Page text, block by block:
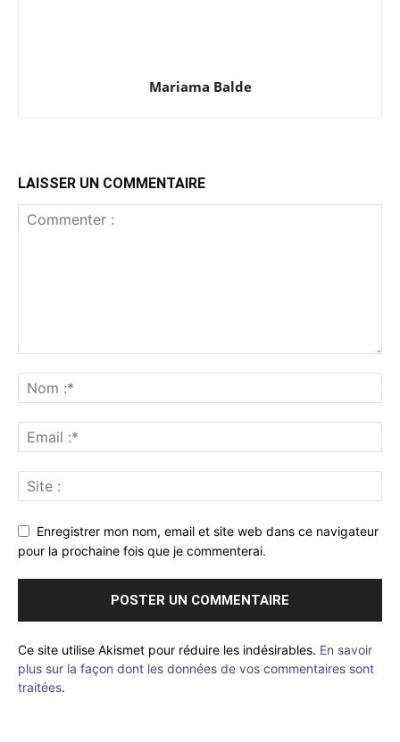
Mariama Balde
LAISSER UN COMMENTAIRE
Enregistrer mon nom, email et site web dans ce navigateur
pour la prochaine fois que je commenterai.
Ce site utilise Akismet pour réduire les indésirables. En savoir
plus sur la façon dont les données de vos commentaires sont
traitées.